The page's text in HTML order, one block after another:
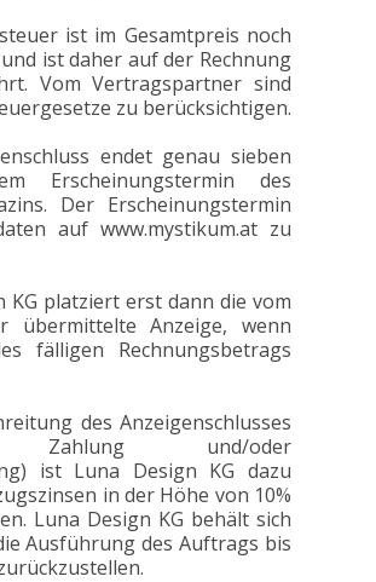
ist im Gesamtpreis noch
ist daher auf der Rechnung
Vom Vertragspartner sind
zu berücksichtigen.
endet genau sieben
Erscheinungstermin des
Der Erscheinungstermin
auf www.mystikum.at zu
KG platziert erst dann die vom
übermittelte Anzeige, wenn
fälligen Rechnungsbetrags
des Anzeigenschlusses
Zahlung und/oder
ist Luna Design KG dazu
in der Höhe von 10%
Luna Design KG behält sich
Ausführung des Auftrags bis